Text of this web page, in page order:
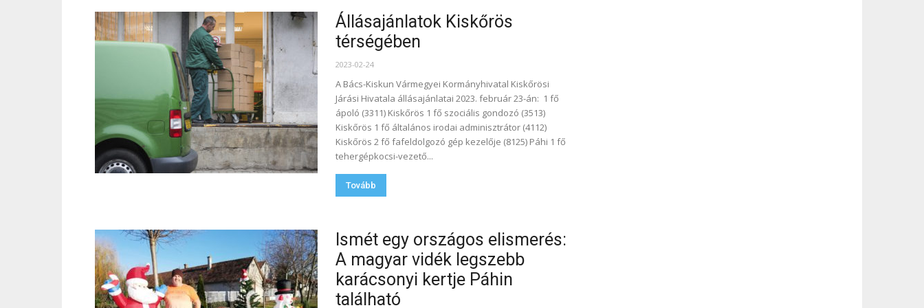
Állásajánlatok Kiskőrös
térségében
2023-02-24
A Bács-Kiskun Vármegyei Kormányhivatal Kiskőrösi
Járási Hivatala állásajánlatai 2023. február 23-án: 1 fő
ápoló (3311) Kiskőrös 1 fő szociális gondozó (3513)
Kiskőrös 1 fő általános irodai adminisztrátor (4112)
Kiskőrös 2 fő fafeldolgozó gép kezelője (8125) Páhi 1 fő
tehergépkocsi-vezető...
Tovább
Ismét egy országos elismerés:
A magyar vidék legszebb
karácsonyi kertje Páhin
található